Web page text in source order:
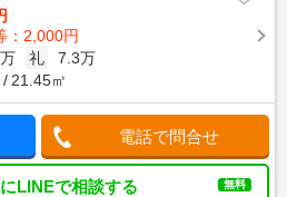
：2,000円
礼
7.3万
21.45㎡
電話で問合せ
LINEで相談する 無料